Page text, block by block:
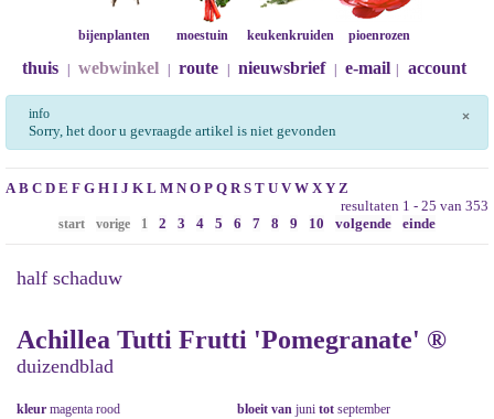
bijenplanten moestuin keukenkruiden pioenrozen
thuis webwinkel route nieuwsbrief e-mail account
×
info
Sorry, het door u gevraagde artikel is niet gevonden
A B C D E F G H I J K L M N O P Q R S T U V W X Y Z
resultaten 1 - 25 van 353
start vorige 1 2 3 4 5 6 7 8 9 10 volgende einde
half schaduw
Achillea Tutti Frutti 'Pomegranate' ®
duizendblad
kleur magenta rood bloeit van juni tot september